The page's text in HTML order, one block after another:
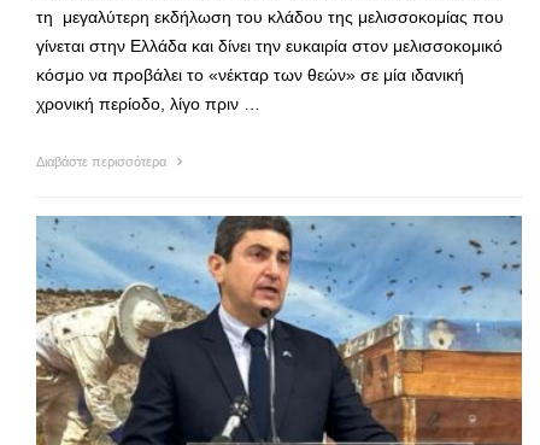
τη μεγαλύτερη εκδήλωση του κλάδου της μελισσοκομίας που
γίνεται στην Ελλάδα και δίνει την ευκαιρία στον μελισσοκομικό
κόσμο να προβάλει το «νέκταρ των θεών» σε μία ιδανική
χρονική περίοδο, λίγο πριν …
Διαβάστε περισσότερα